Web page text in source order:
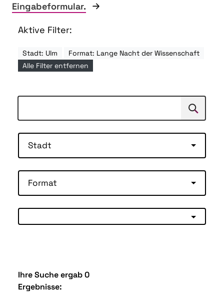
Eingabeformular.
Aktive Filter:
Stadt: Ulm
Format: Lange Nacht der Wissenschaft
Alle Filter entfernen
Suchen
Stadt
Format
Ihre Suche ergab 0
Ergebnisse: